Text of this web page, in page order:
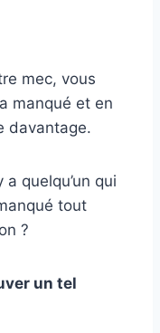
mec, vous
manqué et en
davantage.
quelqu’un qui
tout
?
un tel